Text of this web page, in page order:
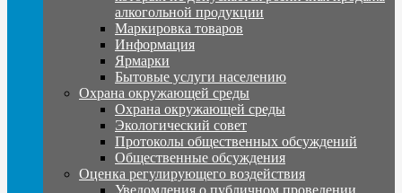
алкогольной продукции
Маркировка товаров
Информация
Ярмарки
Бытовые услуги населению
Охрана окружающей среды
Охрана окружающей среды
Экологический совет
Протоколы общественных обсуждений
Общественные обсуждения
Оценка регулирующего воздействия
Уведомления о публичном проведении